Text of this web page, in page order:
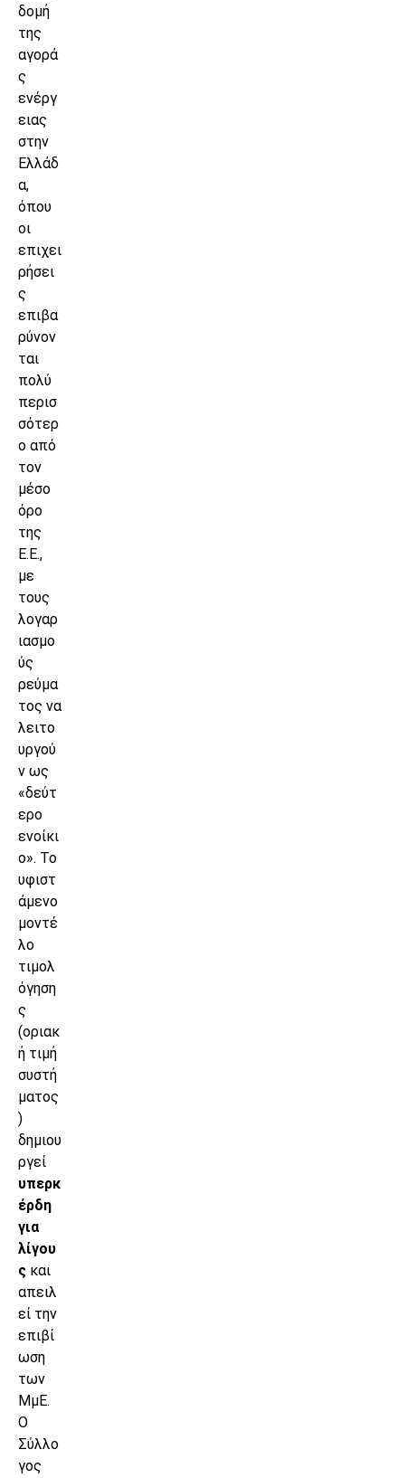
δομή
της
αγορά
ς
ενέργ
ειας
στην
Ελλάδ
α,
όπου
οι
επιχει
ρήσει
ς
επιβα
ρύνον
ται
πολύ
περισ
σότερ
ο από
τον
μέσο
όρο
της
Ε.Ε.,
με
τους
λογαρ
ιασμο
ύς
ρεύμα
τος να
λειτο
υργού
ν ως
«δεύτ
ερο
ενοίκι
ο». Το
υφιστ
άμενο
μοντέ
λο
τιμολ
όγηση
ς
(οριακ
ή τιμή
συστή
ματος
)
δημιου
ργεί
υπερκ
έρδη
για
λίγου
ς και
απειλ
εί την
επιβί
ωση
των
ΜμΕ.
Ο
Σύλλο
γος